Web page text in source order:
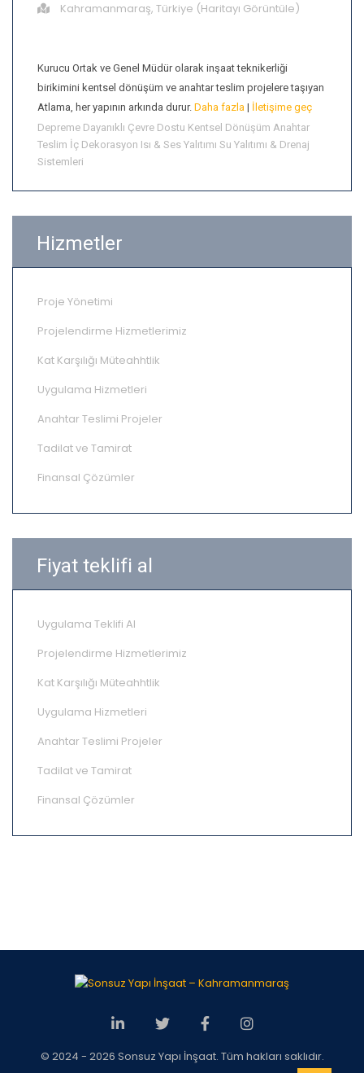
Kahramanmaraş, Türkiye (Haritayı Görüntüle)
Kurucu Ortak ve Genel Müdür olarak inşaat teknikerliği
birikimini kentsel dönüşüm ve anahtar teslim projelere taşıyan
Atlama, her yapının arkında durur. Daha fazla | İletişime geç
Depreme Dayanıklı Çevre Dostu Kentsel Dönüşüm Anahtar
Teslim İç Dekorasyon Isı & Ses Yalıtımı Su Yalıtımı & Drenaj
Sistemleri
Hizmetler
Proje Yönetimi
Projelendirme Hizmetlerimiz
Kat Karşılığı Müteahhtlik
Uygulama Hizmetleri
Anahtar Teslimi Projeler
Tadilat ve Tamirat
Finansal Çözümler
Fiyat teklifi al
Uygulama Teklifi Al
Projelendirme Hizmetlerimiz
Kat Karşılığı Müteahhtlik
Uygulama Hizmetleri
Anahtar Teslimi Projeler
Tadilat ve Tamirat
Finansal Çözümler
© 2024 - 2026 Sonsuz Yapı İnşaat. Tüm hakları saklıdır.